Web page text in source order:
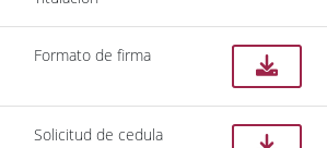
Formato de firma
Solicitud de cedula